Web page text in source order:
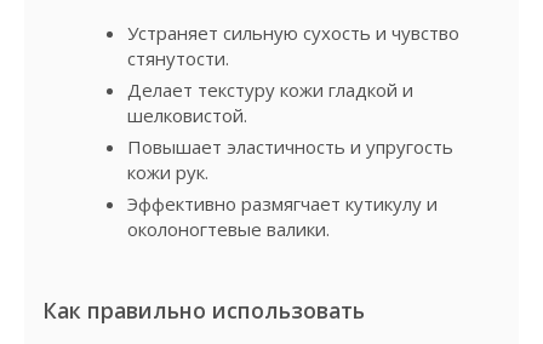
Устраняет сильную сухость и чувство
стянутости.
Делает текстуру кожи гладкой и
шелковистой.
Повышает эластичность и упругость
кожи рук.
Эффективно размягчает кутикулу и
околоногтевые валики.
Как правильно использовать